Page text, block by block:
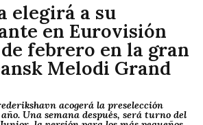
elegirá a su
en Eurovisión
de febrero en la gran
Melodi Grand
acogerá la preselección
Una semana después, será turno del